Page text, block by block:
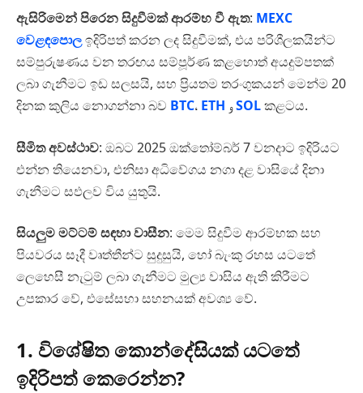
ඇසිරිමෙන් පිරෙන සිදුවීමක් ආරම්භ වී ඇත: MEXC
වෙළඳපොලඉදිරිපත් කරන ලද සිදුවීමක්, එය පරිශීලකයින්ට
සම්පුරුෂණය වන තරඟය සම්පූර්ණ කළහොත් අයදුම්පතක්
ලබා ගැනීමට ඉඩ සලසයි, සහ ප්‍රියතම තරංගුකයන් මෙන්ම 20
දිනක කුලිය නොගන්නා බව BTC، ETH وSOLකළටය.
සීමිත අවස්ථාව: ඔබට 2025 ඔක්තෝම්බර් 7 වනදාට ඉදිරියට
එන්න තියෙනවා, එනිසා අධිවේගය නගා දළ වාසියේ දිනා
ගැනීමට සඵලව විය යුතුයි.
සියලුම මට්ටම් සඳහා වාසීන: මෙම සිදුවීම ආරම්භක සහ
පියවරය සෑදී වෘත්තීන්ට සුදුසුයි, හෝ බැංකු රහස යටතේ
ලෙහෙසී නැටුම් ලබා ගැනීමට මුල්‍ය වාසිය ඇති කිරීමට
උපකාර වේ, එසේසහා සහනයක් අවශ්‍ය වේ.
1. විශේෂිත කොන්දේසියක් යටතේ
ඉදිරිපත් කෙරෙන්න?